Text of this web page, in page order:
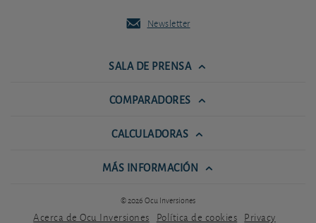
Newsletter
SALA DE PRENSA
COMPARADORES
CALCULADORAS
MÁS INFORMACIÓN
© 2026 Ocu Inversiones
Acerca de Ocu Inversiones Política de cookies Privacy